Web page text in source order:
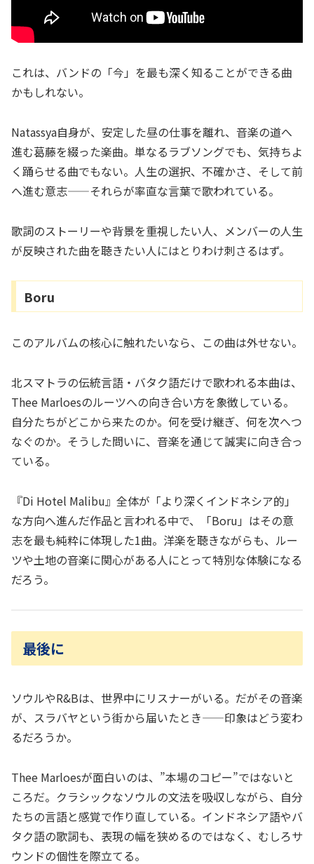
これは、バンドの「今」を最も深く知ることができる曲
かもしれない。
Natassya自身が、安定した昼の仕事を離れ、音楽の道へ
進む葛藤を綴った楽曲。単なるラブソングでも、気持ちよ
く踊らせる曲でもない。人生の選択、不確かさ、そして前
へ進む意志——それらが率直な言葉で歌われている。
歌詞のストーリーや背景を重視したい人、メンバーの人生
が反映された曲を聴きたい人にはとりわけ刺さるはず。
Boru
このアルバムの核心に触れたいなら、この曲は外せない。
北スマトラの伝統言語・バタク語だけで歌われる本曲は、
Thee Marloesのルーツへの向き合い方を象徴している。
自分たちがどこから来たのか。何を受け継ぎ、何を次へつ
なぐのか。そうした問いに、音楽を通じて誠実に向き合っ
ている。
『Di Hotel Malibu』全体が「より深くインドネシア的」
な方向へ進んだ作品と言われる中で、「Boru」はその意
志を最も純粋に体現した1曲。洋楽を聴きながらも、ルー
ツや土地の音楽に関心がある人にとって特別な体験になる
だろう。
最後に
ソウルやR&Bは、世界中にリスナーがいる。だがその音楽
が、スラバヤという街から届いたとき——印象はどう変わ
るだろうか。
Thee Marloesが面白いのは、”本場のコピー”ではないと
ころだ。クラシックなソウルの文法を吸収しながら、自分
たちの言語と感覚で作り直している。インドネシア語やバ
タク語の歌詞も、表現の幅を狭めるのではなく、むしろサ
ウンドの個性を際立てる。